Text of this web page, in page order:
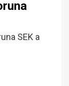
SEK a